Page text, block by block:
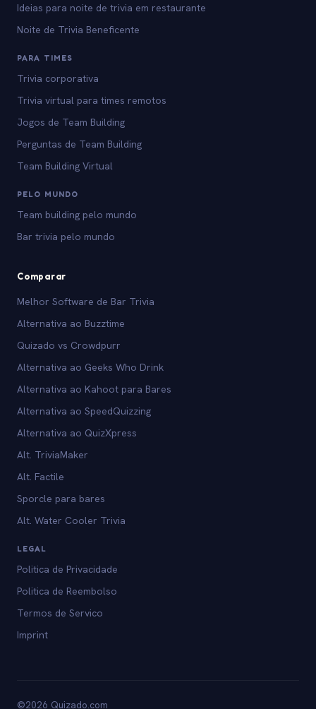
Ideias para noite de trivia em restaurante
Noite de Trivia Beneficente
PARA TIMES
Trivia corporativa
Trivia virtual para times remotos
Jogos de Team Building
Perguntas de Team Building
Team Building Virtual
PELO MUNDO
Team building pelo mundo
Bar trivia pelo mundo
Comparar
Melhor Software de Bar Trivia
Alternativa ao Buzztime
Quizado vs Crowdpurr
Alternativa ao Geeks Who Drink
Alternativa ao Kahoot para Bares
Alternativa ao SpeedQuizzing
Alternativa ao QuizXpress
Alt. TriviaMaker
Alt. Factile
Sporcle para bares
Alt. Water Cooler Trivia
LEGAL
Politica de Privacidade
Politica de Reembolso
Termos de Servico
Imprint
©2026 Quizado.com